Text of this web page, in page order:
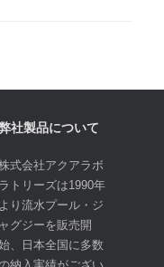
社製品について
式会社アクアラボ
ラトリーズは1990年
より流水プール・ジ
ャグジーを販売開
、日本全国に多数
納入実績がござい